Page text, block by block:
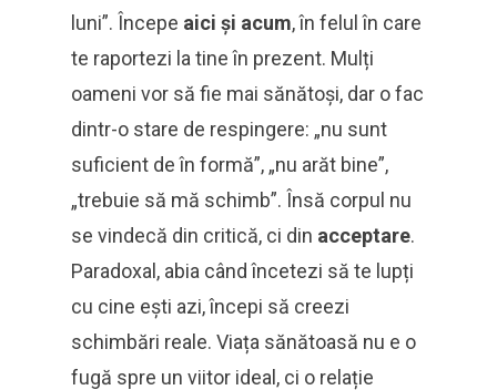
luni”. Începe aici și acum, în felul în care
te raportezi la tine în prezent. Mulți
oameni vor să fie mai sănătoși, dar o fac
dintr-o stare de respingere: „nu sunt
suficient de în formă”, „nu arăt bine”,
„trebuie să mă schimb”. Însă corpul nu
se vindecă din critică, ci din acceptare.
Paradoxal, abia când încetezi să te lupți
cu cine ești azi, începi să creezi
schimbări reale. Viața sănătoasă nu e o
fugă spre un viitor ideal, ci o relație